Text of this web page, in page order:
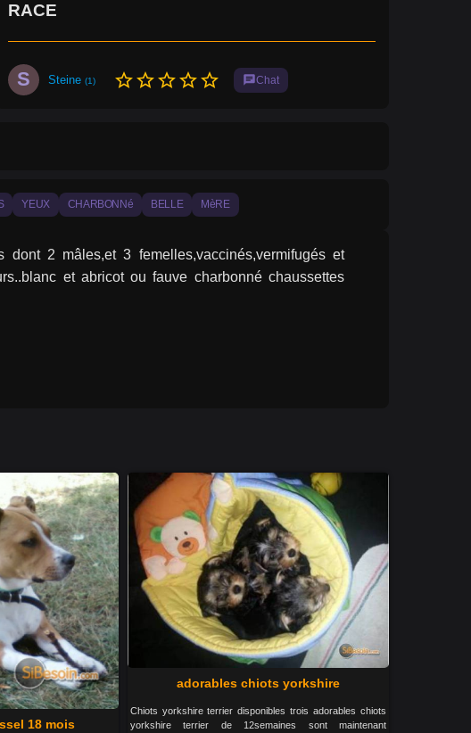
RACE
S Steine (1) star_borderstar_borderstar_borderstar_borderstar_border chatChat
YEUX CHARBONNé BELLE MèRE
2 mâles,et 3 femelles,vaccinés,vermifugés et
et abricot ou fauve charbonné chaussettes
18 mois
adorables chiots yorkshire
Chiots yorkshire terrier disponibles trois adorables chiots
yorkshire terrier de 12semaines sont maintenant